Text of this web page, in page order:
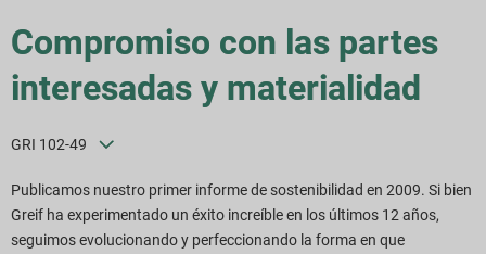
Acerca de nuestro informe
Estrategias de sostenibilidad
Índices de informes ESG
Compromiso con las partes
interesadas y materialidad
GRI 102-49
Publicamos nuestro primer informe de sostenibilidad en 2009. Si bien
Greif ha experimentado un éxito increíble en los últimos 12 años,
seguimos evolucionando y perfeccionando la forma en que